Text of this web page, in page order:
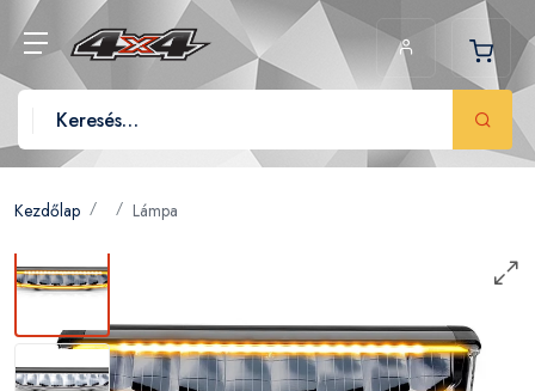
Kezdőlap Lámpa